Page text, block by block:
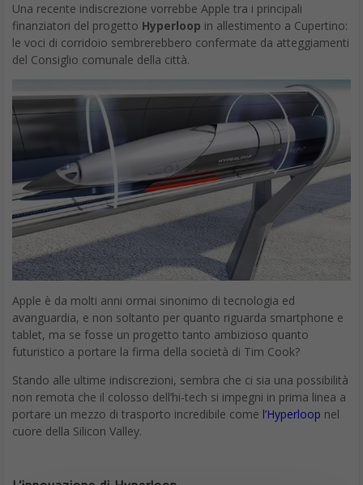
Una recente indiscrezione vorrebbe Apple tra i principali
finanziatori del progetto Hyperloop in allestimento a Cupertino:
le voci di corridoio sembrerebbero confermate da atteggiamenti
del Consiglio comunale della città.
Apple è da molti anni ormai sinonimo di tecnologia ed
avanguardia, e non soltanto per quanto riguarda smartphone e
tablet, ma se fosse un progetto tanto ambizioso quanto
futuristico a portare la firma della società di Tim Cook?
Stando alle ultime indiscrezioni, sembra che ci sia una possibilità
non remota che il colosso dell’hi-tech si impegni in prima linea a
portare un mezzo di trasporto incredibile come l’Hyperloop nel
cuore della Silicon Valley.